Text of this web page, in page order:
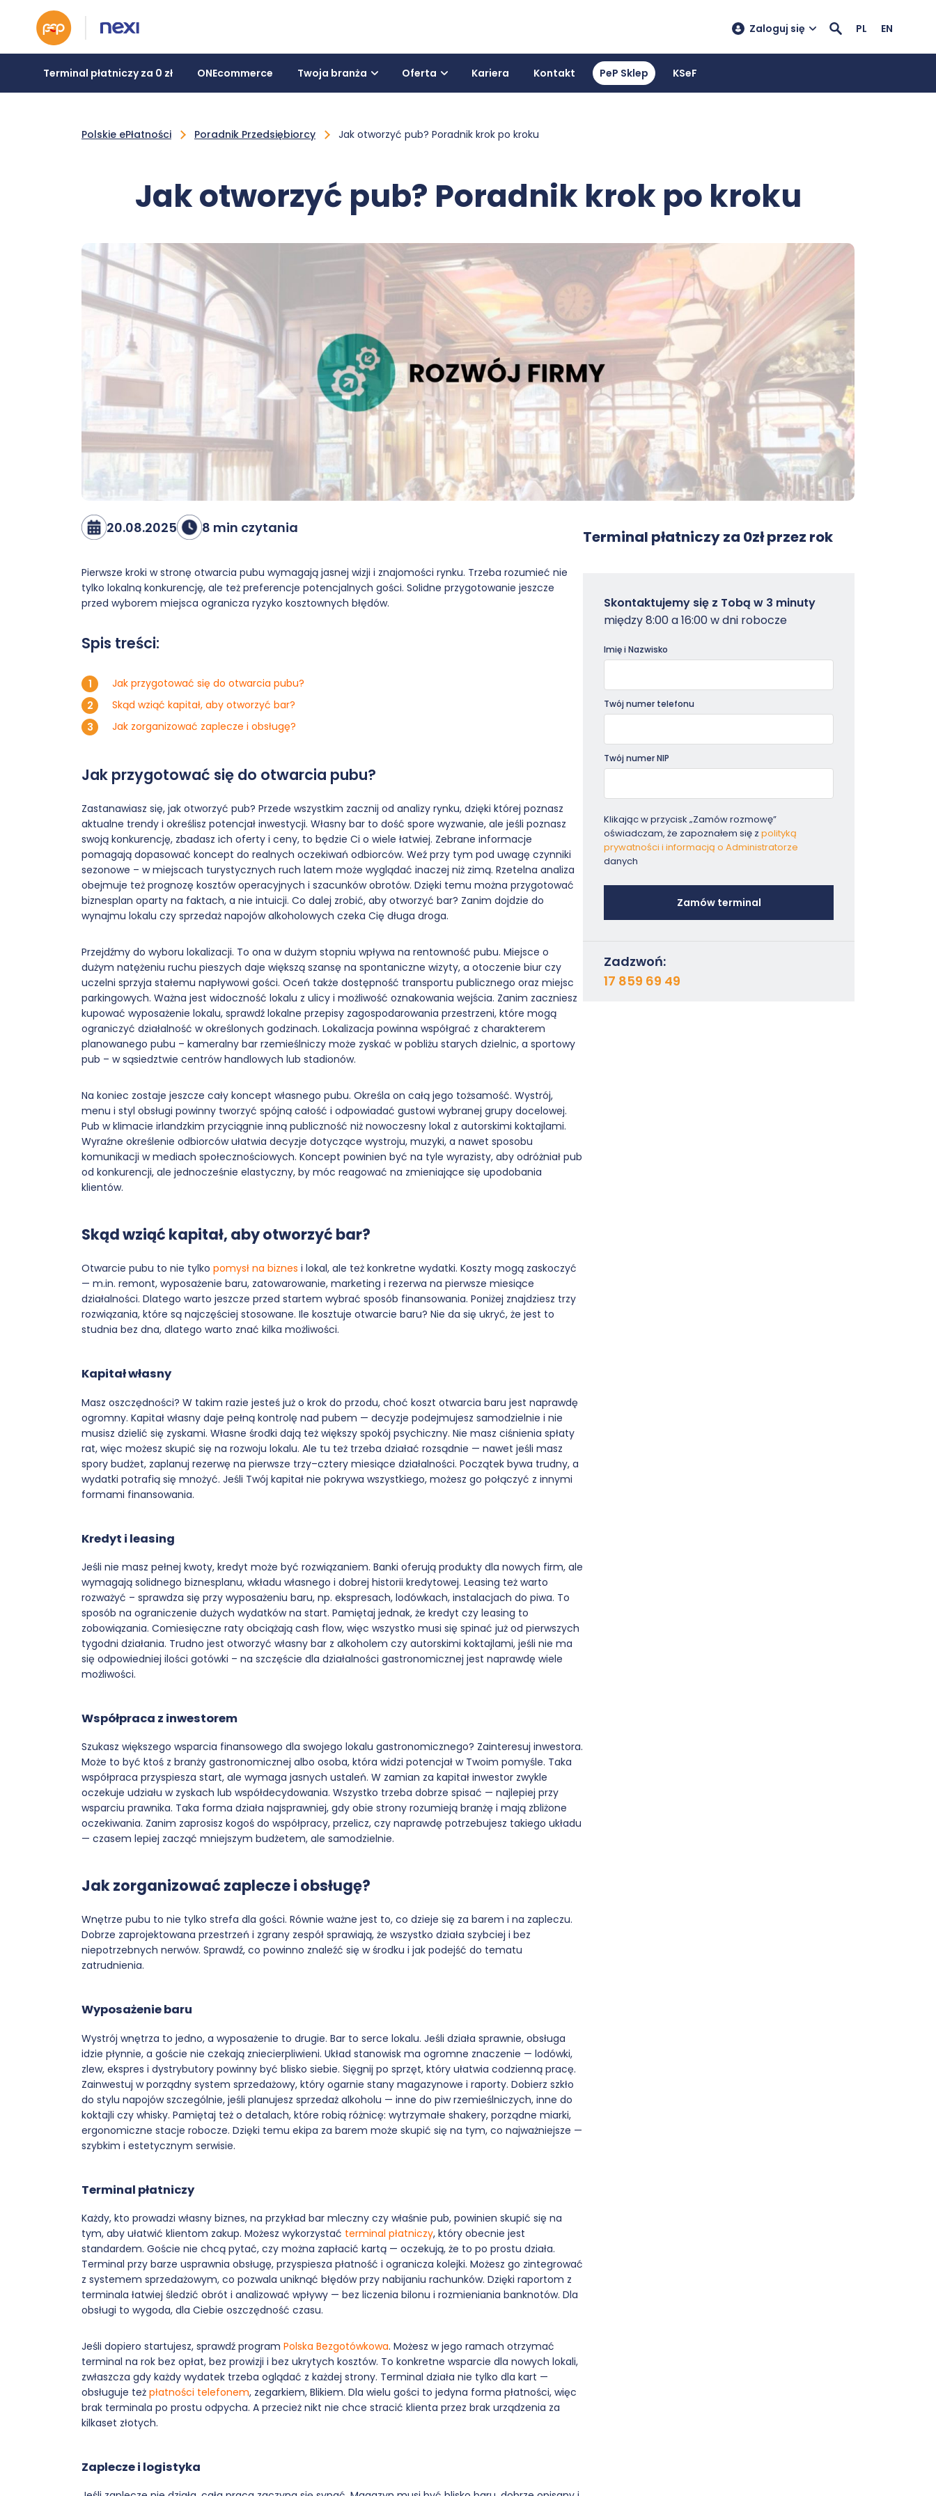
Zaloguj się PL EN
Terminal płatniczy za 0 zł ONEcommerce Twoja branża Oferta Kariera Kontakt PeP Sklep KSeF
Polskie ePłatności Poradnik Przedsiębiorcy Jak otworzyć pub? Poradnik krok po kroku
Jak otworzyć pub? Poradnik krok po kroku
20.08.2025 8 min czytania
Pierwsze kroki w stronę otwarcia pubu wymagają jasnej wizji i znajomości rynku. Trzeba rozumieć nie
tylko lokalną konkurencję, ale też preferencje potencjalnych gości. Solidne przygotowanie jeszcze
przed wyborem miejsca ogranicza ryzyko kosztownych błędów.
Spis treści:
Jak przygotować się do otwarcia pubu?
Skąd wziąć kapitał, aby otworzyć bar?
Jak zorganizować zaplecze i obsługę?
Jak przygotować się do otwarcia pubu?
Zastanawiasz się, jak otworzyć pub? Przede wszystkim zacznij od analizy rynku, dzięki której poznasz
aktualne trendy i określisz potencjał inwestycji. Własny bar to dość spore wyzwanie, ale jeśli poznasz
swoją konkurencję, zbadasz ich oferty i ceny, to będzie Ci o wiele łatwiej. Zebrane informacje
pomagają dopasować koncept do realnych oczekiwań odbiorców. Weź przy tym pod uwagę czynniki
sezonowe – w miejscach turystycznych ruch latem może wyglądać inaczej niż zimą. Rzetelna analiza
obejmuje też prognozę kosztów operacyjnych i szacunków obrotów. Dzięki temu można przygotować
biznesplan oparty na faktach, a nie intuicji. Co dalej zrobić, aby otworzyć bar? Zanim dojdzie do
wynajmu lokalu czy sprzedaż napojów alkoholowych czeka Cię długa droga.
Przejdźmy do wyboru lokalizacji. To ona w dużym stopniu wpływa na rentowność pubu. Miejsce o
dużym natężeniu ruchu pieszych daje większą szansę na spontaniczne wizyty, a otoczenie biur czy
uczelni sprzyja stałemu napływowi gości. Oceń także dostępność transportu publicznego oraz miejsc
parkingowych. Ważna jest widoczność lokalu z ulicy i możliwość oznakowania wejścia. Zanim zaczniesz
kupować wyposażenie lokalu, sprawdź lokalne przepisy zagospodarowania przestrzeni, które mogą
ograniczyć działalność w określonych godzinach. Lokalizacja powinna współgrać z charakterem
planowanego pubu – kameralny bar rzemieślniczy może zyskać w pobliżu starych dzielnic, a sportowy
pub – w sąsiedztwie centrów handlowych lub stadionów.
Na koniec zostaje jeszcze cały koncept własnego pubu. Określa on całą jego tożsamość. Wystrój,
menu i styl obsługi powinny tworzyć spójną całość i odpowiadać gustowi wybranej grupy docelowej.
Pub w klimacie irlandzkim przyciągnie inną publiczność niż nowoczesny lokal z autorskimi koktajlami.
Wyraźne określenie odbiorców ułatwia decyzje dotyczące wystroju, muzyki, a nawet sposobu
komunikacji w mediach społecznościowych. Koncept powinien być na tyle wyrazisty, aby odróżniał pub
od konkurencji, ale jednocześnie elastyczny, by móc reagować na zmieniające się upodobania
klientów.
Skąd wziąć kapitał, aby otworzyć bar?
Otwarcie pubu to nie tylko pomysł na biznes i lokal, ale też konkretne wydatki. Koszty mogą zaskoczyć
— m.in. remont, wyposażenie baru, zatowarowanie, marketing i rezerwa na pierwsze miesiące
działalności. Dlatego warto jeszcze przed startem wybrać sposób finansowania. Poniżej znajdziesz trzy
rozwiązania, które są najczęściej stosowane. Ile kosztuje otwarcie baru? Nie da się ukryć, że jest to
studnia bez dna, dlatego warto znać kilka możliwości.
Kapitał własny
Masz oszczędności? W takim razie jesteś już o krok do przodu, choć koszt otwarcia baru jest naprawdę
ogromny. Kapitał własny daje pełną kontrolę nad pubem — decyzje podejmujesz samodzielnie i nie
musisz dzielić się zyskami. Własne środki dają też większy spokój psychiczny. Nie masz ciśnienia spłaty
rat, więc możesz skupić się na rozwoju lokalu. Ale tu też trzeba działać rozsądnie — nawet jeśli masz
spory budżet, zaplanuj rezerwę na pierwsze trzy–cztery miesiące działalności. Początek bywa trudny, a
wydatki potrafią się mnożyć. Jeśli Twój kapitał nie pokrywa wszystkiego, możesz go połączyć z innymi
formami finansowania.
Kredyt i leasing
Jeśli nie masz pełnej kwoty, kredyt może być rozwiązaniem. Banki oferują produkty dla nowych firm, ale
wymagają solidnego biznesplanu, wkładu własnego i dobrej historii kredytowej. Leasing też warto
rozważyć – sprawdza się przy wyposażeniu baru, np. ekspresach, lodówkach, instalacjach do piwa. To
sposób na ograniczenie dużych wydatków na start. Pamiętaj jednak, że kredyt czy leasing to
zobowiązania. Comiesięczne raty obciążają cash flow, więc wszystko musi się spinać już od pierwszych
tygodni działania. Trudno jest otworzyć własny bar z alkoholem czy autorskimi koktajlami, jeśli nie ma
się odpowiedniej ilości gotówki – na szczęście dla działalności gastronomicznej jest naprawdę wiele
możliwości.
Współpraca z inwestorem
Szukasz większego wsparcia finansowego dla swojego lokalu gastronomicznego? Zainteresuj inwestora.
Może to być ktoś z branży gastronomicznej albo osoba, która widzi potencjał w Twoim pomyśle. Taka
współpraca przyspiesza start, ale wymaga jasnych ustaleń. W zamian za kapitał inwestor zwykle
oczekuje udziału w zyskach lub współdecydowania. Wszystko trzeba dobrze spisać — najlepiej przy
wsparciu prawnika. Taka forma działa najsprawniej, gdy obie strony rozumieją branżę i mają zbliżone
oczekiwania. Zanim zaprosisz kogoś do współpracy, przelicz, czy naprawdę potrzebujesz takiego układu
— czasem lepiej zacząć mniejszym budżetem, ale samodzielnie.
Jak zorganizować zaplecze i obsługę?
Wnętrze pubu to nie tylko strefa dla gości. Równie ważne jest to, co dzieje się za barem i na zapleczu.
Dobrze zaprojektowana przestrzeń i zgrany zespół sprawiają, że wszystko działa szybciej i bez
niepotrzebnych nerwów. Sprawdź, co powinno znaleźć się w środku i jak podejść do tematu
zatrudnienia.
Wyposażenie baru
Wystrój wnętrza to jedno, a wyposażenie to drugie. Bar to serce lokalu. Jeśli działa sprawnie, obsługa
idzie płynnie, a goście nie czekają zniecierpliwieni. Układ stanowisk ma ogromne znaczenie — lodówki,
zlew, ekspres i dystrybutory powinny być blisko siebie. Sięgnij po sprzęt, który ułatwia codzienną pracę.
Zainwestuj w porządny system sprzedażowy, który ogarnie stany magazynowe i raporty. Dobierz szkło
do stylu napojów szczególnie, jeśli planujesz sprzedaż alkoholu — inne do piw rzemieślniczych, inne do
koktajli czy whisky. Pamiętaj też o detalach, które robią różnicę: wytrzymałe shakery, porządne miarki,
ergonomiczne stacje robocze. Dzięki temu ekipa za barem może skupić się na tym, co najważniejsze —
szybkim i estetycznym serwisie.
Terminal płatniczy
Każdy, kto prowadzi własny biznes, na przykład bar mleczny czy właśnie pub, powinien skupić się na
tym, aby ułatwić klientom zakup. Możesz wykorzystać terminal płatniczy, który obecnie jest
standardem. Goście nie chcą pytać, czy można zapłacić kartą — oczekują, że to po prostu działa.
Terminal przy barze usprawnia obsługę, przyspiesza płatność i ogranicza kolejki. Możesz go zintegrować
z systemem sprzedażowym, co pozwala uniknąć błędów przy nabijaniu rachunków. Dzięki raportom z
terminala łatwiej śledzić obrót i analizować wpływy — bez liczenia bilonu i rozmieniania banknotów. Dla
obsługi to wygoda, dla Ciebie oszczędność czasu.
Jeśli dopiero startujesz, sprawdź program Polska Bezgotówkowa. Możesz w jego ramach otrzymać
terminal na rok bez opłat, bez prowizji i bez ukrytych kosztów. To konkretne wsparcie dla nowych lokali,
zwłaszcza gdy każdy wydatek trzeba oglądać z każdej strony. Terminal działa nie tylko dla kart —
obsługuje też płatności telefonem, zegarkiem, Blikiem. Dla wielu gości to jedyna forma płatności, więc
brak terminala po prostu odpycha. A przecież nikt nie chce stracić klienta przez brak urządzenia za
kilkaset złotych.
Zaplecze i logistyka
Terminal płatniczy za 0zł przez rok
Zamowterminal
-
Skontaktujemy się z Tobą w 3 minuty
między 8:00 a 16:00 w dni robocze
Imię i Nazwisko
Twój numer telefonu
Twój numer NIP
Klikając w przycisk „Zamów rozmowę”
oświadczam, że zapoznałem się z polityką
prywatności i informacją o Administratorze
danych
Zamów terminal
Zadzwoń:
17 859 69 49